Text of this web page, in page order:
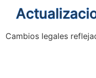
Cambios legales